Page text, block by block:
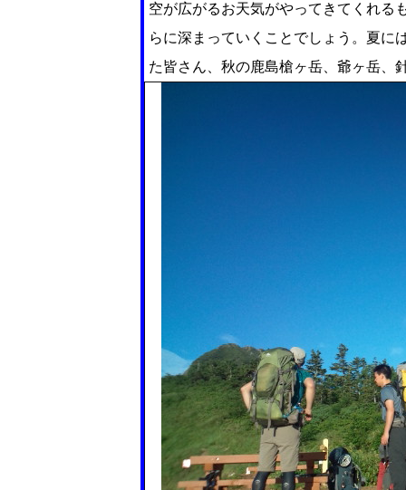
空が広がるお天気がやってきてくれる
らに深まっていくことでしょう。夏に
た皆さん、秋の鹿島槍ヶ岳、爺ヶ岳、